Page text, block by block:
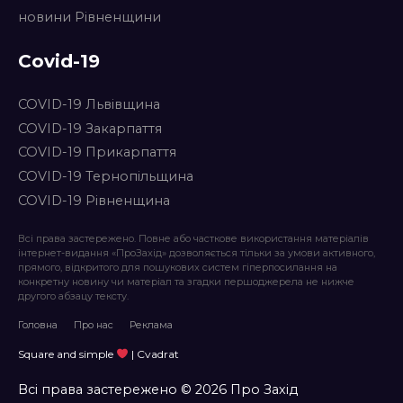
новини Рівненщини
Covid-19
COVID-19 Львівщина
COVID-19 Закарпаття
COVID-19 Прикарпаття
COVID-19 Тернопільщина
COVID-19 Рівненщина
Всі права застережено. Повне або часткове використання матеріалів
інтернет-видання «ПроЗахід» дозволяється тільки за умови активного,
прямого, відкритого для пошукових систем гіперпосилання на
конкретну новину чи матеріал та згадки першоджерела не нижче
другого абзацу тексту.
Головна Про нас Реклама
Square and simple | Cvadrat
Всі права застережено © 2026 Про Захід